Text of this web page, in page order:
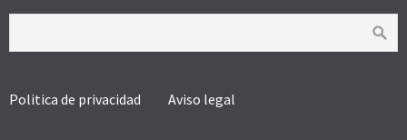
Politica de privacidad Aviso legal